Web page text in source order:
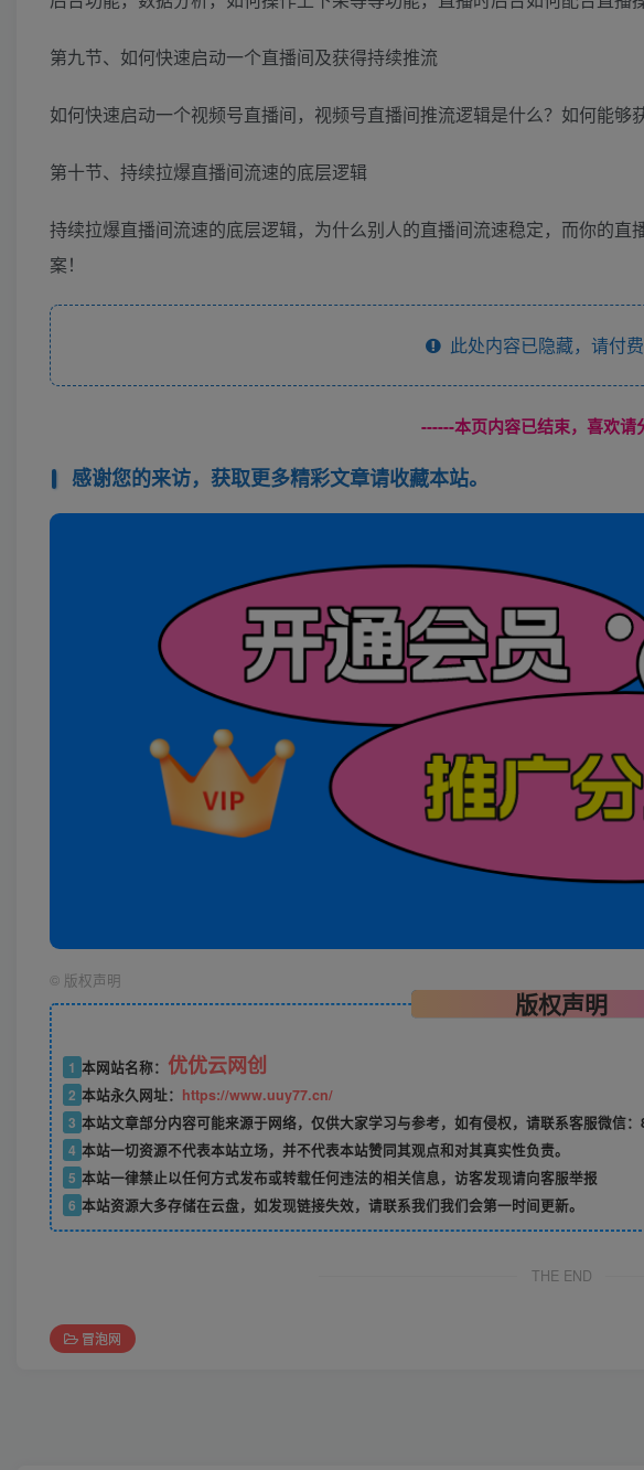
第九节、如何快速启动一个直播间及获得持续推流
如何快速启动一个视频号直播间，视频号直播间推流逻辑是什么？如何能够
第十节、持续拉爆直播间流速的底层逻辑
持续拉爆直播间流速的底层逻辑，为什么别人的直播间流速稳定，而你的
案！
此处内容已隐藏，请付
------本页内容已结束，喜欢请
感谢您的来访，获取更多精彩文章请收藏本站。
© 版权声明
版权声明
1 本网站名称： 优优云网创
2 本站永久网址： https://www.uuy77.cn/
3 本站文章部分内容可能来源于网络，仅供大家学习与参考，如有侵权，请联系客服微信：
4 本站一切资源不代表本站立场，并不代表本站赞同其观点和对其真实性负责。
5 本站一律禁止以任何方式发布或转载任何违法的相关信息，访客发现请向客服举报
6 本站资源大多存储在云盘，如发现链接失效，请联系我们我们会第一时间更新。
THE END
冒泡网